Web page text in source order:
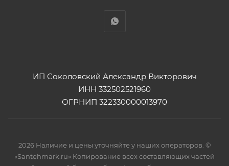
ИП Соколовский Александр Викторович
ИНН 332502521960
ОГРНИП 322330000013970
2026 Наличие и цены уточняйте у наших операторов. ©
«Santehmark.ru» Копирование всех составляющих частей